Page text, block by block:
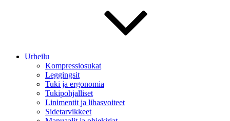
Urheilu
Kompressiosukat
Leggingsit
Tuki ja ergonomia
Tukipohjalliset
Linimentit ja lihasvoiteet
Sidetarvikkeet